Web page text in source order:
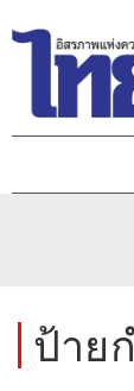
ป้าย